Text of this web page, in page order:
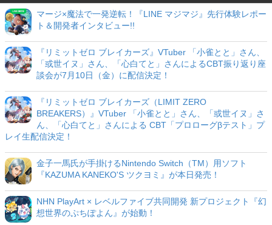
マージ×魔法で一発逆転！『LINE マジマジ』先行体験レポー
ト＆開発者インタビュー!!
『リミットゼロ ブレイカーズ』VTuber 「小雀とと」さん、
「或世イヌ」さん、「心白てと」さんによるCBT振り返り座
談会が7月10日（金）に配信決定！
『リミットゼロ ブレイカーズ（LIMIT ZERO
BREAKERS）』VTuber 「小雀とと」さん、「或世イヌ」さ
ん、「心白てと」さんによる CBT「プロローグβテスト」プ
レイ生配信決定！
金子一馬氏が手掛けるNintendo Switch（TM）用ソフト
『KAZUMA KANEKO'S ツクヨミ』が本日発売！
NHN PlayArt × レベルファイブ共同開発 新プロジェクト『幻
想世界のぷちぽよん』が始動！